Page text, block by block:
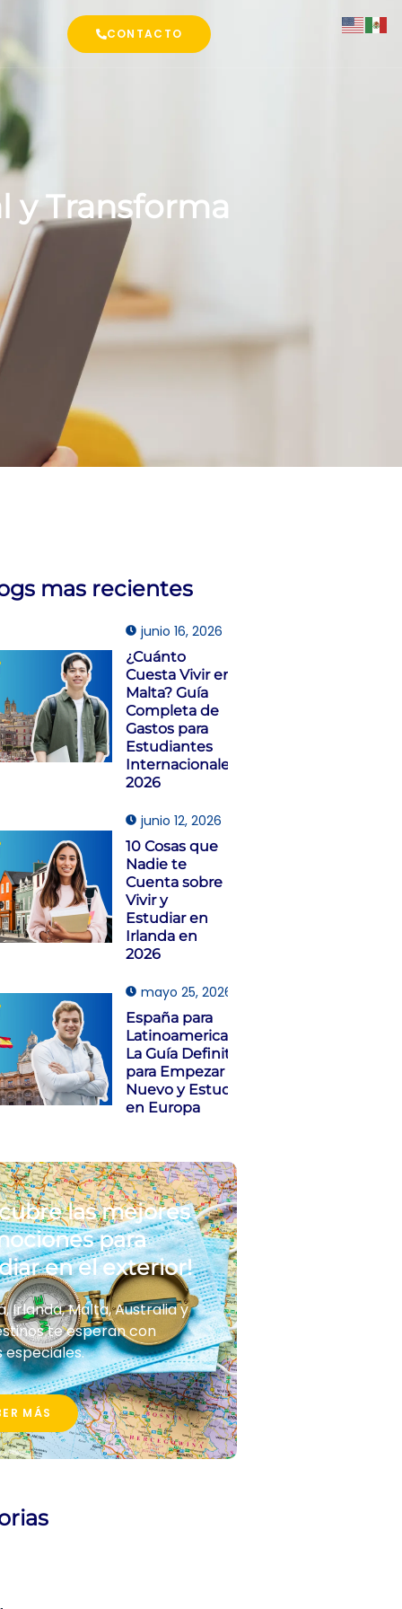
CONTACTO
y Transforma
mas recientes
junio 16, 2026
¿Cuánto
Cuesta Vivir en
Malta? Guía
Completa de
Gastos para
Estudiantes
Internacionales
2026
junio 12, 2026
10 Cosas que
Nadie te
Cuenta sobre
Vivir y
Estudiar en
Irlanda en
2026
mayo 25, 2026
España para
Latinoamericanos:
La Guía Definitiva
para Empezar de
Nuevo y Estudiar
en Europa
las mejores
para
en el exterior!
Irlanda, Malta, Australia y
te esperan con
MÁS